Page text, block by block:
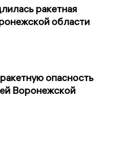
ракетная
области
опасность
Воронежской